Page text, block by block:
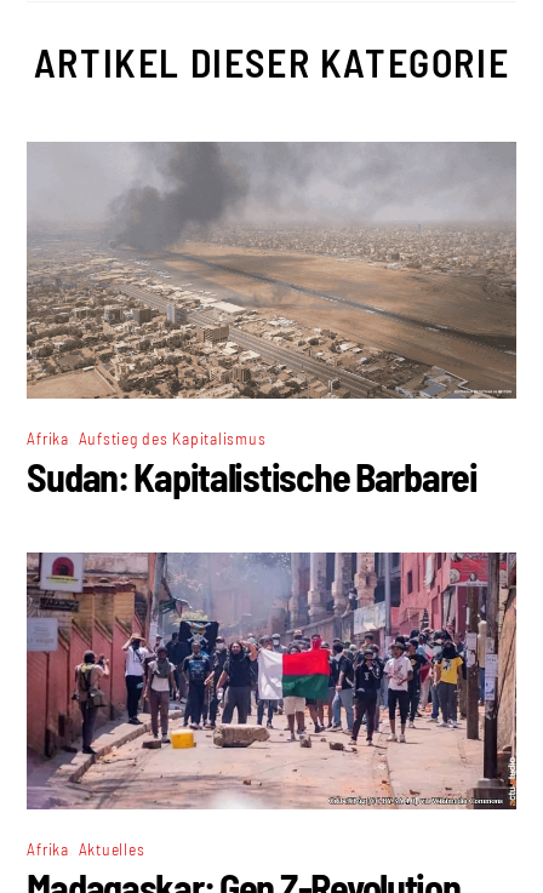
ARTIKEL DIESER KATEGORIE
Afrika Aufstieg des Kapitalismus
Sudan: Kapitalistische Barbarei
Afrika Aktuelles